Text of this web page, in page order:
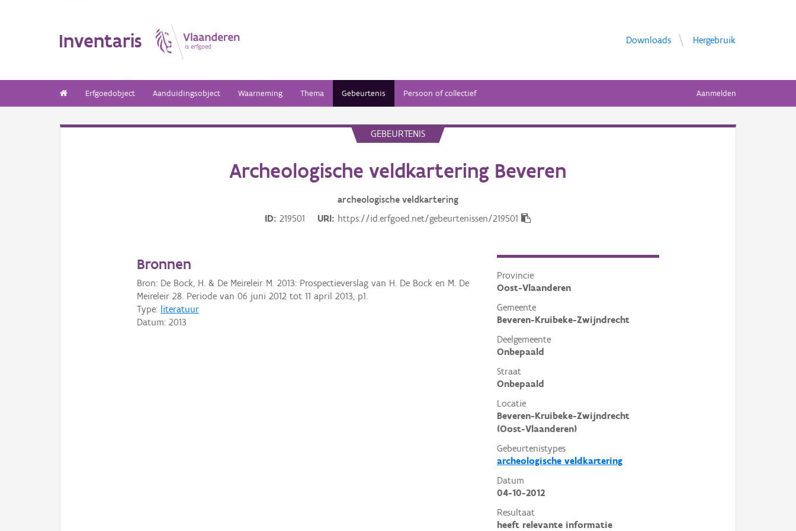
Inventaris Downloads Hergebruik
Erfgoedobject Aanduidingsobject Waarneming Thema Gebeurtenis Persoon of collectief Aanmelden
GEBEURTENIS
Archeologische veldkartering Beveren
archeologische veldkartering
ID
219501 URI https://id.erfgoed.net/gebeurtenissen/219501
Provincie
Oost-Vlaanderen
Gemeente
Beveren-Kruibeke-Zwijndrecht
Deelgemeente
Onbepaald
Straat
Onbepaald
Locatie
Beveren-Kruibeke-Zwijndrecht
(Oost-Vlaanderen)
Gebeurtenistypes
archeologische veldkartering
Datum
04-10-2012
Resultaat
heeft relevante informatie
Bronnen
Bron: De Bock, H. & De Meireleir M. 2013: Prospectieverslag van H. De Bock en M. De
Meireleir 28. Periode van 06 juni 2012 tot 11 april 2013, p1.
Type: literatuur
Datum:2013